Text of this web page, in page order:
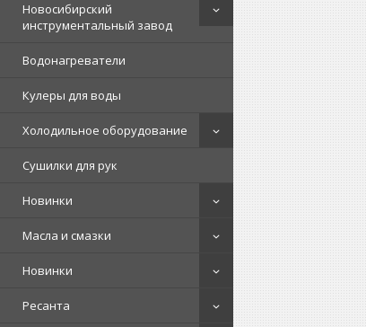
Новосибирский
инструментальный завод
Водонагреватели
Кулеры для воды
Холодильное оборудование
Сушилки для рук
Новинки
Масла и смазки
Новинки
Ресанта